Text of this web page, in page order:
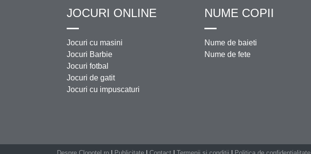
JOCURI ONLINE
Jocuri cu masini
Jocuri Barbie
Jocuri fotbal
Jocuri de gatit
Jocuri cu impuscaturi
NUME COPII
Nume de baieti
Nume de fete